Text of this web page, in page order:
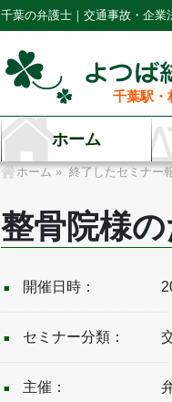
千葉の弁護士｜交通事故・企業
千葉駅・
ホーム
ホーム » 終了したセミナー
整骨院様
開催日時：
セミナー分類：
主催：